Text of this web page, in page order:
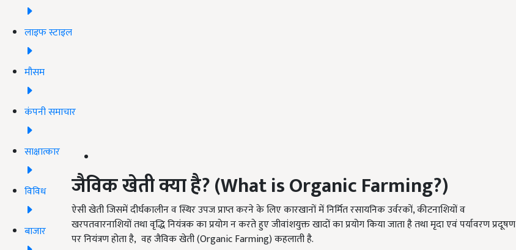
लाइफ स्टाइल
मौसम
कंपनी समाचार
साक्षात्कार
विविध
बाजार
जैविक खेती क्या है? (What is Organic Farming?)
ऐसी खेती जिसमें दीर्घकालीन व स्थिर उपज प्राप्त करने के लिए कारखानों में निर्मित रसायनिक उर्वरकों, कीटनाशियों व
खरपतवारनाशियों तथा वृद्धि नियंत्रक का प्रयोग न करते हुए जीवांशयुक्त खादों का प्रयोग किया जाता है तथा मृदा एवं पर्यावरण प्रदूषण
पर नियंत्रण होता है, वह जैविक खेती (Organic Farming) कहलाती है.